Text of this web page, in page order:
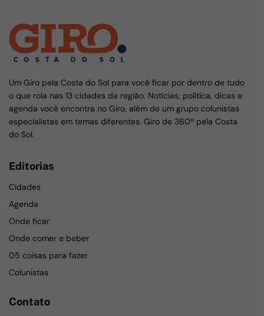
Um Giro pela Costa do Sol para você ficar por dentro de tudo
o que rola nas 13 cidades da região. Notícias, política, dicas e
agenda você encontra no Giro, além de um grupo colunistas
especialistas em temas diferentes. Giro de 360º pela Costa
do Sol.
Editorias
Cidades
Agenda
Onde ficar
Onde comer e beber
05 coisas para fazer
Colunistas
Contato